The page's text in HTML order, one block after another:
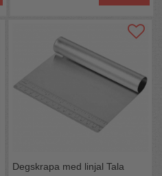
Degskrapa med linjal Tala